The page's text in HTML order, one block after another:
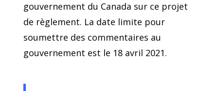
gouvernement du Canada sur ce projet
de règlement. La date limite pour
soumettre des commentaires au
gouvernement est le 18 avril 2021.